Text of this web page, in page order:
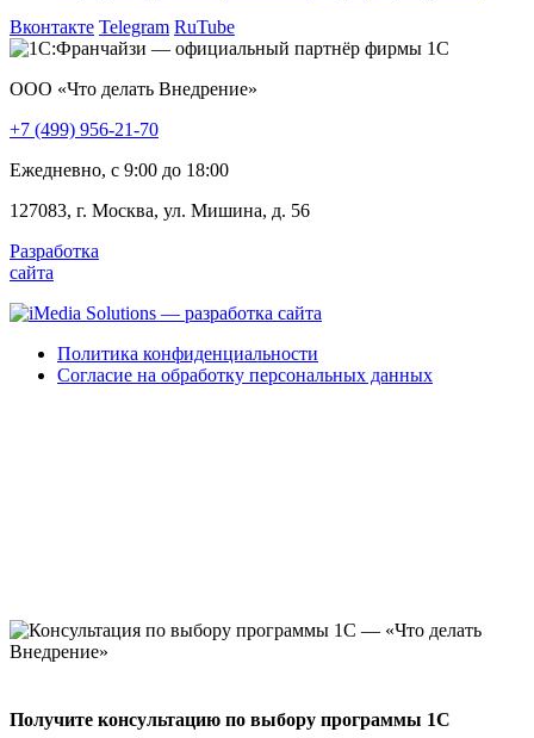
Вконтакте Telegram RuTube
ООО «Что делать Внедрение»
+7 (499) 956-21-70
Ежедневно, c 9:00 до 18:00
127083, г. Москва, ул. Мишина, д. 56
Разработка
сайта
Политика конфиденциальности
Согласие на обработку персональных данных
Получите консультацию по выбору программы 1С